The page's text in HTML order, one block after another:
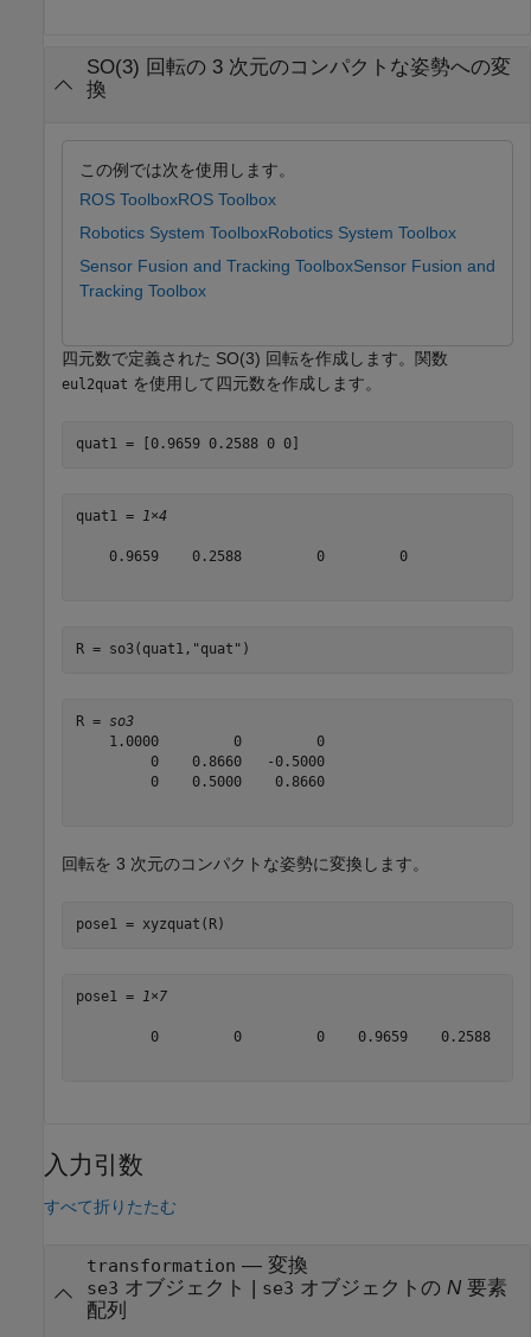
SO(3) 回転の 3 次元のコンパクトな姿勢への変
換
この例では次を使用します。
ROS ToolboxROS Toolbox
Robotics System ToolboxRobotics System Toolbox
Sensor Fusion and Tracking ToolboxSensor Fusion and
Tracking Toolbox
四元数で定義された SO(3) 回転を作成します。関数
eul2quat を使用して四元数を作成します。
quat1 = [0.9659 0.2588 0 0]
quat1 = 1×4
    0.9659    0.2588         0         0
R = so3(quat1, "quat" )
R = so3
    1.0000         0         0
         0    0.8660   -0.5000
         0    0.5000    0.8660
回転を 3 次元のコンパクトな姿勢に変換します。
pose1 = xyzquat(R)
pose1 = 1×7
0         0         0    0.9659    0.2588
入力引数
すべて折りたたむ
transformation — 変換
se3 オブジェクト | se3 オブジェクトの N要素
配列